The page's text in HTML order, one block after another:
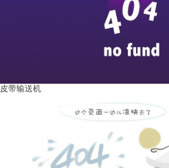
皮带输送机